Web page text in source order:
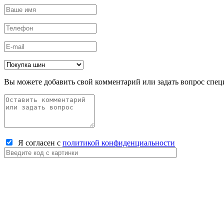
Вы можете добавить свой комментарий или задать вопрос
Я согласен с политикой конфиденциальности